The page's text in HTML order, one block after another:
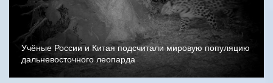
Учёные России и Китая подсчитали мировую популяцию
дальневосточного леопарда